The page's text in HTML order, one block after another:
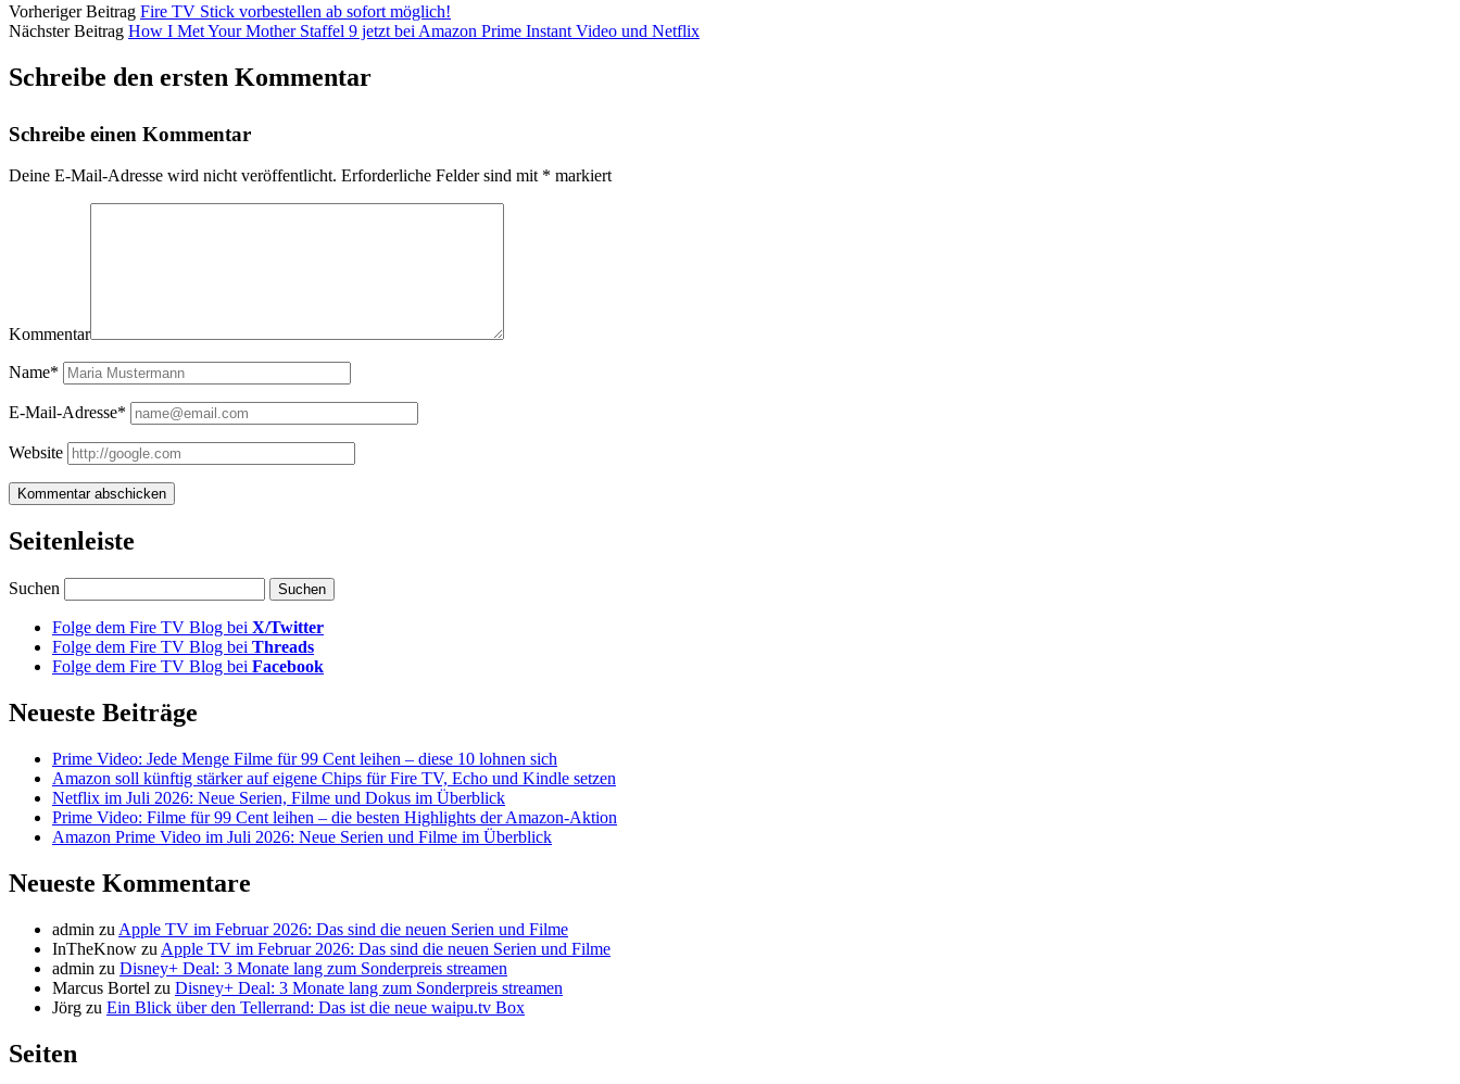
Vorheriger Beitrag Fire TV Stick vorbestellen ab sofort möglich!
Nächster Beitrag How I Met Your Mother Staffel 9 jetzt bei Amazon Prime Instant Video und Netflix
Schreibe den ersten Kommentar
Schreibe einen Kommentar
Deine E-Mail-Adresse wird nicht veröffentlicht. Erforderliche Felder sind mit * markiert
Kommentar
Name*
E-Mail-Adresse*
Website
Seitenleiste
Suchen
Folge dem Fire TV Blog bei X/Twitter
Folge dem Fire TV Blog bei Threads
Folge dem Fire TV Blog bei Facebook
Neueste Beiträge
Prime Video: Jede Menge Filme für 99 Cent leihen – diese 10 lohnen sich
Amazon soll künftig stärker auf eigene Chips für Fire TV, Echo und Kindle setzen
Netflix im Juli 2026: Neue Serien, Filme und Dokus im Überblick
Prime Video: Filme für 99 Cent leihen – die besten Highlights der Amazon-Aktion
Amazon Prime Video im Juli 2026: Neue Serien und Filme im Überblick
Neueste Kommentare
admin zu Apple TV im Februar 2026: Das sind die neuen Serien und Filme
InTheKnow zu Apple TV im Februar 2026: Das sind die neuen Serien und Filme
admin zu Disney+ Deal: 3 Monate lang zum Sonderpreis streamen
Marcus Bortel zu Disney+ Deal: 3 Monate lang zum Sonderpreis streamen
Jörg zu Ein Blick über den Tellerrand: Das ist die neue waipu.tv Box
Seiten